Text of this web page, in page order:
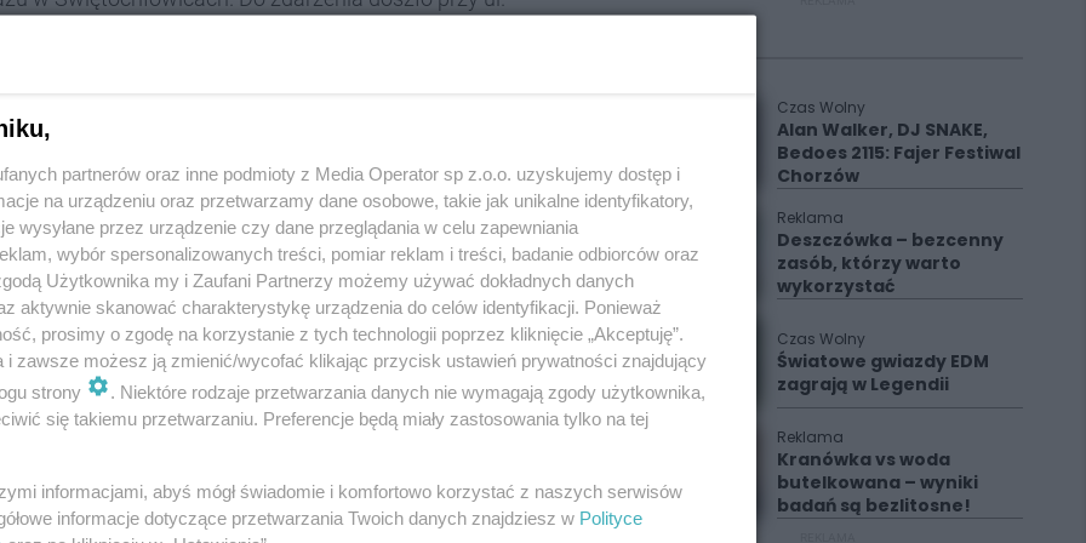
Państwowej Straży Pożarnej w
wybuchu gazu o godzinie 18.22
straży pożarnej. Zaangażowanych jest
Binięda.
w mieszkaniu na pierwszym piętrze w 4 -
piecyk gazowy w łazience.Wybuch spowodował
Czas Wolny
Alan Walker, DJ SNAKE,
Bedoes 2115: Fajer Festiwal
Chorzów
Reklama
Deszczówka – bezcenny
zasób, którzy warto
wykorzystać
Czas Wolny
Światowe gwiazdy EDM
zagrają w Legendii
Reklama
Kranówka vs woda
butelkowana – wyniki
badań są bezlitosne!
partnerów oraz inne podmioty z Media Operator sp z.o.o. uzyskujemy dostęp i
na urządzeniu oraz przetwarzamy dane osobowe, takie jak unikalne identyfikatory,
wysyłane przez urządzenie czy dane przeglądania w celu zapewniania
wybór spersonalizowanych treści, pomiar reklam i treści, badanie odbiorców oraz
Użytkownika my i Zaufani Partnerzy możemy używać dokładnych danych
aktywnie skanować charakterystykę urządzenia do celów identyfikacji. Ponieważ
prosimy o zgodę na korzystanie z tych technologii poprzez kliknięcie „Akceptuję”.
i zawsze możesz ją zmienić/wycofać klikając przycisk ustawień prywatności znajdujący
strony
. Niektóre rodzaje przetwarzania danych nie wymagają zgody użytkownika,
się takiemu przetwarzaniu. Preferencje będą miały zastosowania tylko na tej
informacjami, abyś mógł świadomie i komfortowo korzystać z naszych serwisów
informacje dotyczące przetwarzania Twoich danych znajdziesz w Polityce